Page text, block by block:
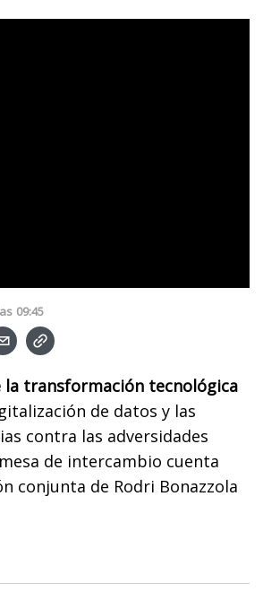
09:45
la transformación tecnológica
de datos y las
contra las adversidades
de intercambio cuenta
conjunta de Rodri Bonazzola